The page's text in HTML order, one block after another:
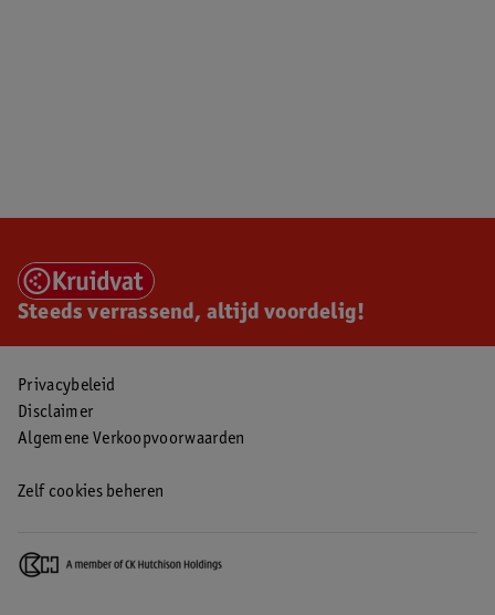
Steeds verrassend, altijd voordelig!
Privacybeleid
Disclaimer
Algemene Verkoopvoorwaarden
Zelf cookies beheren